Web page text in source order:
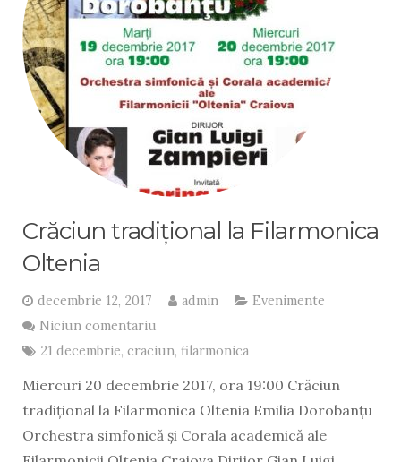
GALERIE FOTO
CONTACT
Crăciun tradițional la Filarmonica
Oltenia
decembrie 12, 2017 admin
Evenimente
Niciun comentariu
21 decembrie, craciun, filarmonica
Miercuri 20 decembrie 2017, ora 19:00 Crăciun
tradițional la Filarmonica Oltenia Emilia Dorobanțu
Orchestra simfonică și Corala academică ale